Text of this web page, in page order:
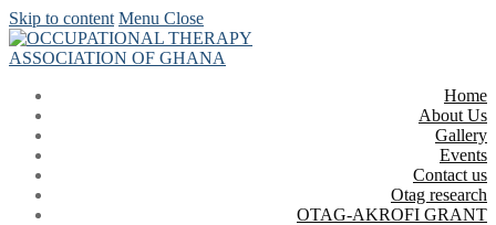
Skip to content Menu Close
Home
About Us
Gallery
Events
Contact us
Otag research
OTAG-AKROFI GRANT